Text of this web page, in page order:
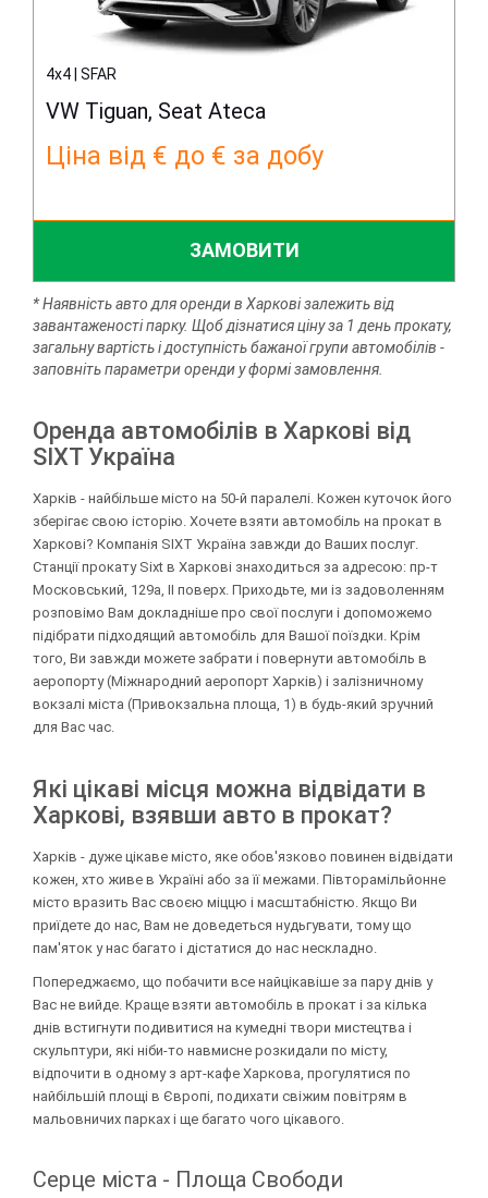
4x4 | SFAR
VW Tiguan, Seat Ateca
Ціна від € до € за добу
ЗАМОВИТИ
* Наявність авто для оренди в Харкові залежить від
завантаженості парку. Щоб дізнатися ціну за 1 день прокату,
загальну вартість і доступність бажаної групи автомобілів -
заповніть параметри оренди у формі замовлення.
Оренда автомобілів в Харкові від
SIXT Україна
Харків - найбільше місто на 50-й паралелі. Кожен куточок його
зберігає свою історію. Хочете взяти автомобіль на прокат в
Харкові? Компанія SIXT Україна завжди до Ваших послуг.
Станції прокату Sixt в Харкові знаходиться за адресою: пр-т
Московський, 129а, II поверх. Приходьте, ми із задоволенням
розповімо Вам докладніше про свої послуги і допоможемо
підібрати підходящий автомобіль для Вашої поїздки. Крім
того, Ви завжди можете забрати і повернути автомобіль в
аеропорту (Міжнародний аеропорт Харків) і залізничному
вокзалі міста (Привокзальна площа, 1) в будь-який зручний
для Вас час.
Які цікаві місця можна відвідати в
Харкові, взявши авто в прокат?
Харків - дуже цікаве місто, яке обов'язково повинен відвідати
кожен, хто живе в Україні або за її межами. Півторамільйонне
місто вразить Вас своєю міццю і масштабністю. Якщо Ви
приїдете до нас, Вам не доведеться нудьгувати, тому що
пам'яток у нас багато і дістатися до нас нескладно.
Попереджаємо, що побачити все найцікавіше за пару днів у
Вас не вийде. Краще взяти автомобіль в прокат і за кілька
днів встигнути подивитися на кумедні твори мистецтва і
скульптури, які ніби-то навмисне розкидали по місту,
відпочити в одному з арт-кафе Харкова, прогулятися по
найбільшій площі в Європі, подихати свіжим повітрям в
мальовничих парках і ще багато чого цікавого.
Серце міста - Площа Свободи